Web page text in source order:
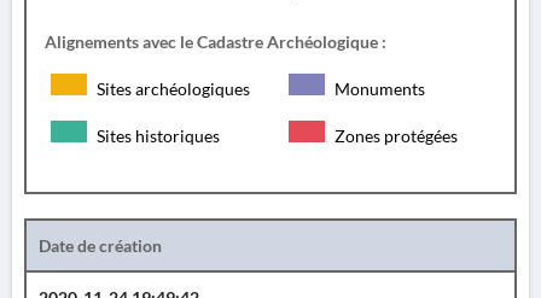
Alignements avec le Cadastre Archéologique :
Sites archéologiques Monuments
Sites historiques Zones protégées
Date de création